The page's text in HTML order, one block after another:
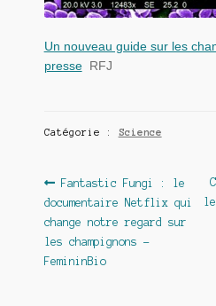
Un nouveau guide sur les
presse
RFJ
Catégorie : Science
Navigation
de
l’article
Article
précédent :
Fantastic Fungi : le
documentaire Netflix qui
change notre regard sur
les champignons –
FemininBio